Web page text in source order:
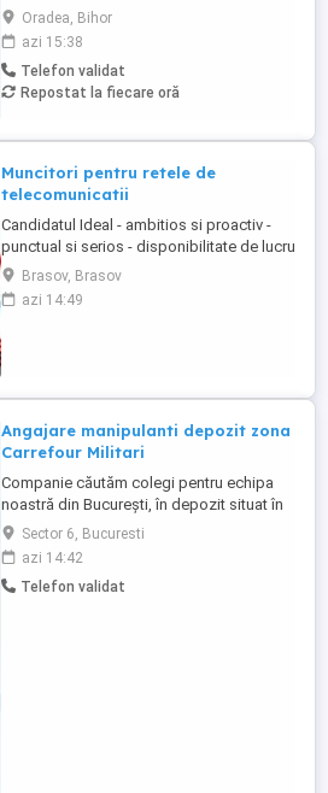
Mall(cartierul Nufarul). Salar: 1.500 RON
NET(in mana) pe luna. Program lucru 4
ore(intre orele 7-11 dimineata), cu contract
munca. Solicitam si oferim seriozitate.
Informatii doar la telefon.
Oradea, Bihor
azi 15:38
Telefon validat
Repostat la fiecare oră
Muncitori pentru retele de
telecomunicatii
Candidatul Ideal - ambitios si proactiv -
punctual si serios - disponibilitate de lucru
conform unui program stabilit - carnet de
conducere categoria B - potential de lucru
sub presiune - capacitate de alternanta in
Brasov, Brasov
azi 14:49
Angajare manipulanti depozit zona
Carrefour Militari
Companie căutăm colegi pentru echipa
noastră din București, în depozit situat în
zona Carrefour Militari. Posturi disponibile:
4-5 Manipulanti marfa Responsabilități
principale: Manipularea produselor în
depozit Descărcarea containerelor
Sector 6, Bucuresti
azi 14:42
Telefon validat